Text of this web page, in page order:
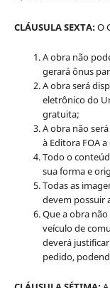
CLÁUSULA SEXTA:O
A obra não
gerará ônus
A obra será
eletrônico do
gratuita;
A obra não
à Editora FOA
Todo o
sua forma e
Todas as
devem possuir
Que a obra
veículo de
deverá
pedido,